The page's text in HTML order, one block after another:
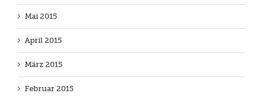
Mai 2015
April 2015
März 2015
Februar 2015